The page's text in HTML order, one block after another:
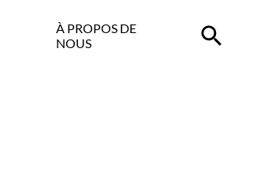
À PROPOS DE
NOUS